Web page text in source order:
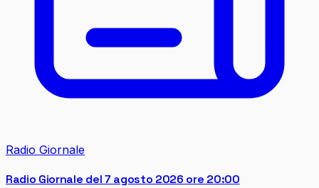
Radio Giornale
Radio Giornale del 7 agosto 2026 ore 20:00